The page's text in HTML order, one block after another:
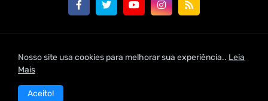
Customizado por Edmundo Baía Júnior para Jornal Noroeste
Home
Nosso site usa cookies para melhorar sua experiência.. Leia
Mais
Aceito!